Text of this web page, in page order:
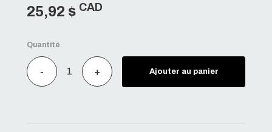
25,92 $ CAD
Quantité
- + Ajouter au panier